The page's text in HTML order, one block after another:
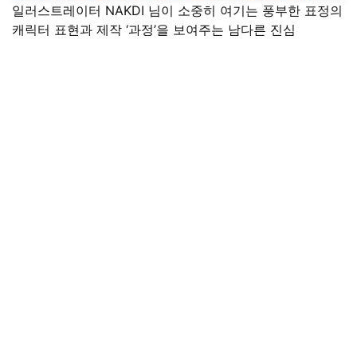
일러스트레이터 NAKDI 님이 소중히 여기는 풍부한 표정의
캐릭터 표현과 제작 ‘과정’을 보여주는 남다른 진심